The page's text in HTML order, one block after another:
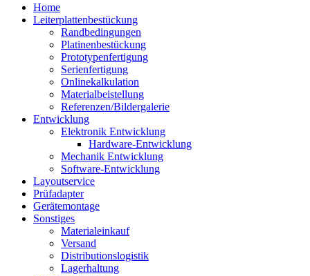
Home
Leiterplattenbestückung
Randbedingungen
Platinenbestückung
Prototypenfertigung
Serienfertigung
Onlinekalkulation
Materialbeistellung
Referenzen/Bildergalerie
Entwicklung
Elektronik Entwicklung
Hardware-Entwicklung
Mechanik Entwicklung
Software-Entwicklung
Layoutservice
Prüfadapter
Gerätemontage
Sonstiges
Materialeinkauf
Versand
Distributionslogistik
Lagerhaltung